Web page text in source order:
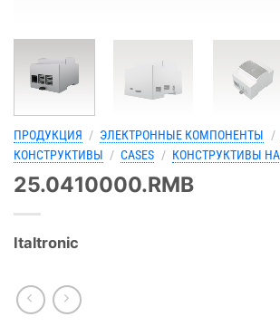
ПРОДУКЦИЯ / ЭЛЕКТРОННЫЕ КОМПОНЕНТЫ /
КОНСТРУКТИВЫ / CASES / КОНСТРУКТИВЫ НА
25.0410000.RMB
Italtronic